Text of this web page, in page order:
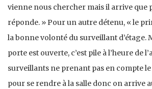
vienne nous chercher mais il arrive que
réponde. » Pour un autre détenu, « le
la bonne volonté du surveillant d’étage.
porte est ouverte, c’est pile à l’heure de
surveillants ne prenant pas en compte le
pour se rendre à la salle donc on arrive